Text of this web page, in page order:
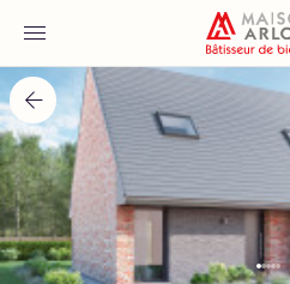
Accueil
Nos maisons
Nos annonces